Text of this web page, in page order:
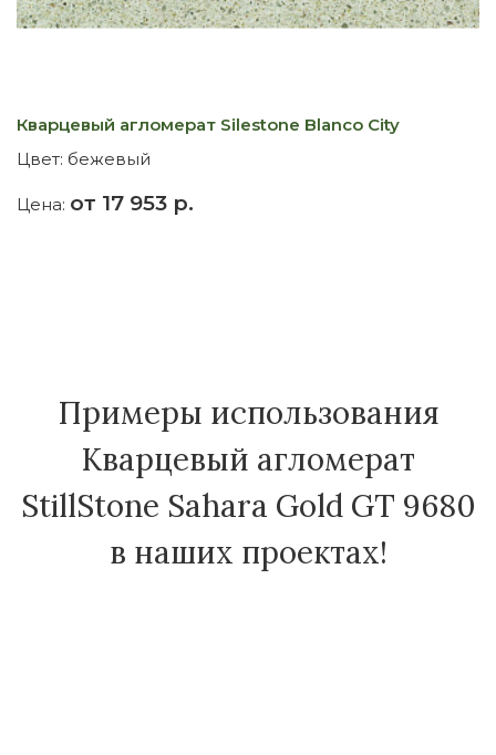
Кварцевый агломерат Silestone Blanco City
Цвет: бежевый
Цена: от 17 953 р.
Примеры использования
Кварцевый агломерат
StillStone Sahara Gold GT 9680
в наших проектах!